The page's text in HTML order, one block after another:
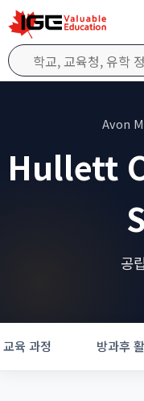
Avon
Hullett
공
교육 과정 방과후